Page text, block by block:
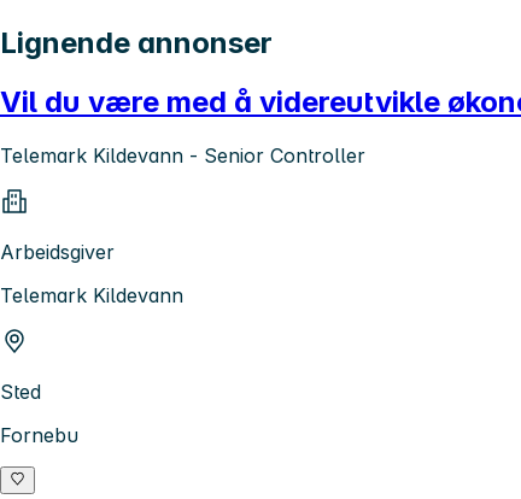
Lignende annonser
Vil du være med å videreutvikle
Telemark Kildevann - Senior Controller
Arbeidsgiver
Telemark Kildevann
Sted
Fornebu